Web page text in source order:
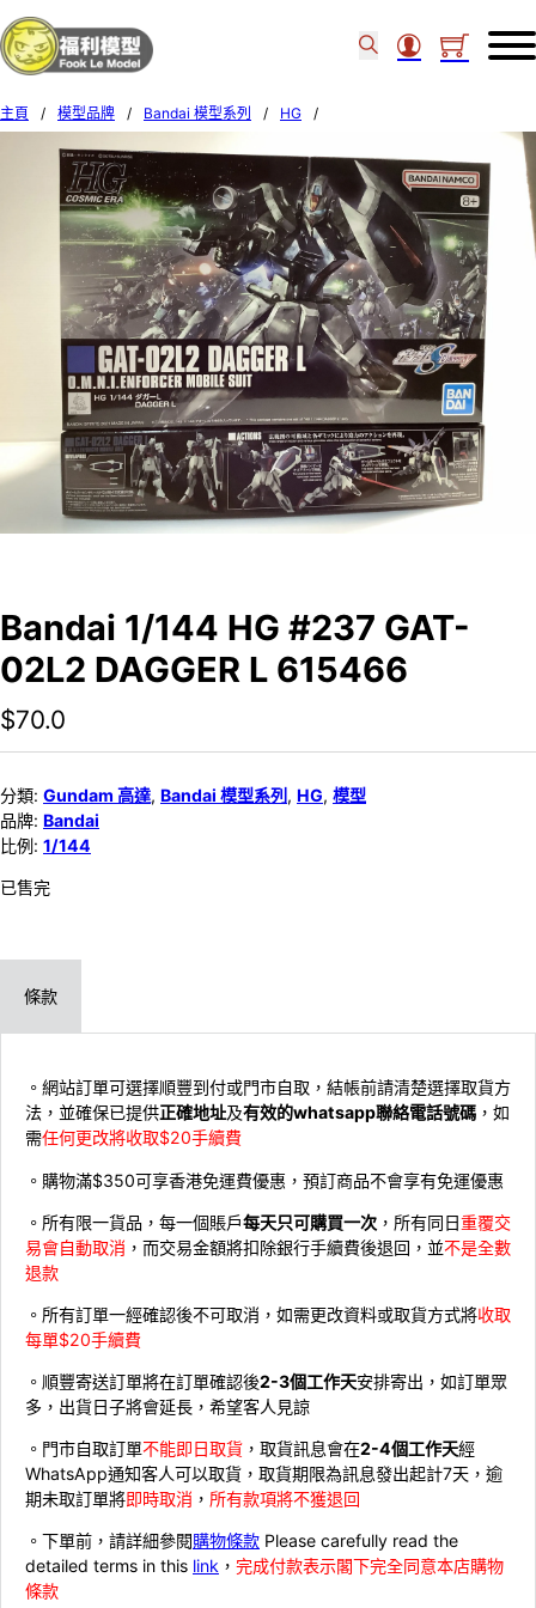
主頁 / 模型品牌 / Bandai 模型系列 / HG
/
Bandai 1/144 HG #237 GAT-
02L2 DAGGER L 615466
$70.0
分類: Gundam 高達, Bandai 模型系列 , HG, 模型
品牌: Bandai
比例: 1/144
已售完
條款
。網站訂單可選擇順豐到付或門市自取，結帳前請清楚選擇取貨方
法，並確保已提供正確地址及有效的whatsapp聯絡電話號碼 ，如
需任何更改將收取$20手續費
。購物滿$350可享香港免運費優惠，預訂商品不會享有免運優惠
。所有限一貨品，每一個賬戶每天只可購買一次 ，所有同日重覆交
易會自動取消 ，而交易金額將扣除銀行手續費後退回，並不是全數
退款
。所有訂單一經確認後不可取消，如需更改資料或取貨方式將收取
每單$20手續費
。順豐寄送訂單將在訂單確認後2-3個工作天安排寄出，如訂單眾
多，出貨日子將會延長，希望客人見諒
。門市自取訂單不能即日取貨 ，取貨訊息會在2-4個工作天經
WhatsApp通知客人可以取貨，取貨期限為訊息發出起計7天，逾
期未取訂單將即時取消 ， 所有款項將不獲退回
。下單前，請詳細參閱購物條款 Please carefully read the
detailed terms in this link ， 完成付款表示閣下完全同意本店購物
條款